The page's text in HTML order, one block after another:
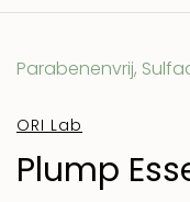
Parabenenvrij,
ORI Lab
Plump